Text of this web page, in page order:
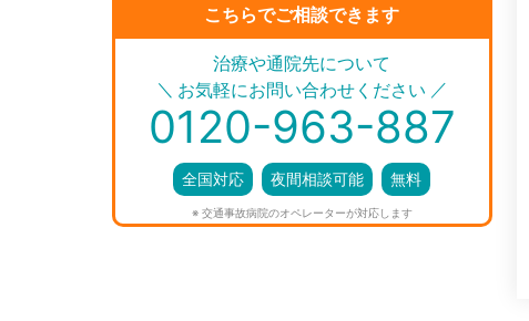
こちらでご相談できます
＼ ／
治療や通院先について
お気軽にお問い合わせください
0120-963-887
全国対応 夜間相談可能 無料
※ 交通事故病院のオペレーターが対応します